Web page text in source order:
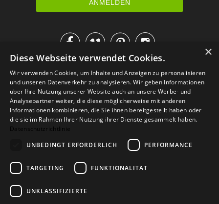

IM KATALOG BLÄTTERN
Versand Zahlarten
Retoure
Widerrufsformular
×
Diese Webseite verwendet Cookies.
Wir verwenden Cookies, um Inhalte und Anzeigen zu personalisieren
und unseren Datenverkehr zu analysieren. Wir geben Informationen
über Ihre Nutzung unserer Website auch an unsere Werbe- und
Analysepartner weiter, die diese möglicherweise mit anderen
Informationen kombinieren, die Sie ihnen bereitgestellt haben oder
die sie im Rahmen Ihrer Nutzung ihrer Dienste gesammelt haben.
Datenschutzrichtlinie
UNBEDINGT ERFORDERLICH
PERFORMANCE
TARGETING FUNKTIONALITÄT
UNKLASSIFIZIERTE